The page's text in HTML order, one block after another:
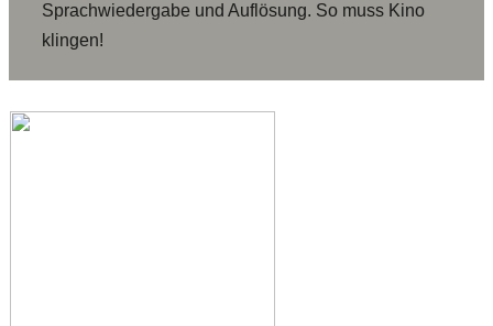
Sprachwiedergabe und Auflösung. So muss Kino
klingen!